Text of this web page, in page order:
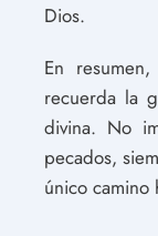
Dios.
En
recuerda la
divina. No
pecados,
único camino